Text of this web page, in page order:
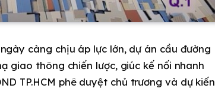
càng chịu áp lực lớn, dự án cầu đường
giao thông chiến lược, giúc kế nối nhanh
TP.HCM phê duyệt chủ trương và dự kiến